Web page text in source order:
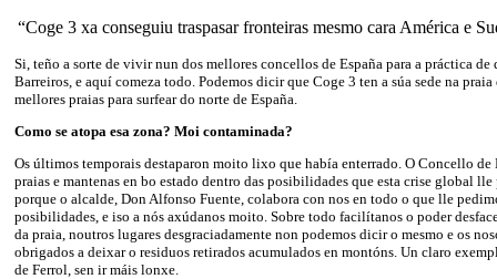
“Coge 3 xa conseguiu traspasar fronteiras mesmo cara América e
Si, teño a sorte de vivir nun dos mellores concellos de España para a práctica de
Barreiros, e aquí comeza todo. Podemos dicir que Coge 3 ten a súa sede na
mellores praias para surfear do norte de España.
Como se atopa esa zona? Moi contaminada?
Os últimos temporais destaparon moito lixo que había enterrado. O Concello de
praias e mantenas en bo estado dentro das posibilidades que esta crise global
porque o alcalde, Don Alfonso Fuente, colabora con nos en todo o que lle
posibilidades, e iso a nós axúdanos moito. Sobre todo facilítanos o poder
da praia, noutros lugares desgraciadamente non podemos dicir o mesmo e os
obrigados a deixar o residuos retirados acumulados en montóns. Un claro
de Ferrol, sen ir máis lonxe.